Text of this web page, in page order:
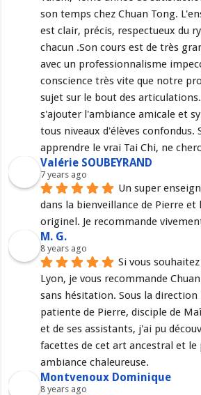
son temps chez Chuan Tong.
est clair, précis, respectueux du
chacun .Son cours est de très
avec un professionnalisme
conscience très vite que notre
sujet sur le bout des
s'ajouter l'ambiance amicale et
tous niveaux d'élèves confondus.
apprendre le vrai Tai Chi, ne
Valérie SOUBEYRAND
7 years ago
Un super
dans la bienveillance de Pierre et
originel. Je recommande
M. G.
8 years ago
Si vous
Lyon, je vous recommande
sans hésitation. Sous la direction
patiente de Pierre, disciple de
et de ses assistants, j'ai pu
facettes de cet art ancestral et le
ambiance chaleureuse.
Montvenoux Dominique
8 years ago